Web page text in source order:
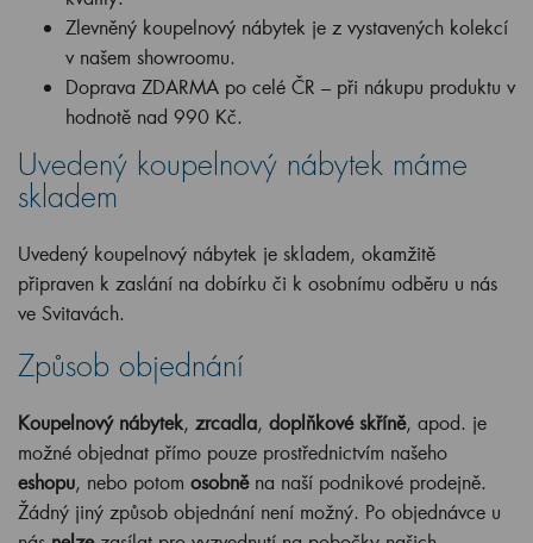
Zlevněný koupelnový nábytek je z vystavených kolekcí
v našem showroomu.
Doprava ZDARMA po celé ČR – při nákupu produktu v
hodnotě nad 990 Kč.
Uvedený koupelnový nábytek máme
skladem
Uvedený koupelnový nábytek je skladem, okamžitě
připraven k zaslání na dobírku či k osobnímu odběru u nás
ve Svitavách.
Způsob objednání
Koupelnový nábytek, zrcadla, doplňkové skříně, apod. je
možné objednat přímo pouze prostřednictvím našeho
eshopu, nebo potom osobněna naší podnikové prodejně.
Žádný jiný způsob objednání není možný. Po objednávce u